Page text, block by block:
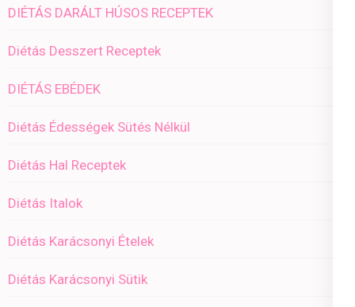
DIÉTÁS DARÁLT HÚSOS RECEPTEK
Diétás Desszert Receptek
DIÉTÁS EBÉDEK
Diétás Édességek Sütés Nélkül
Diétás Hal Receptek
Diétás Italok
Diétás Karácsonyi Ételek
Diétás Karácsonyi Sütik